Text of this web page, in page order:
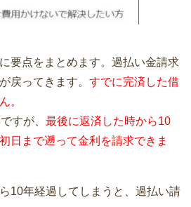
要点をまとめます。過払い金請求
戻ってきます。 すでに完済した借
。
すが、 最後に返済した時から10
日まで遡って金利を請求できま
10年経過してしまうと、過払い請